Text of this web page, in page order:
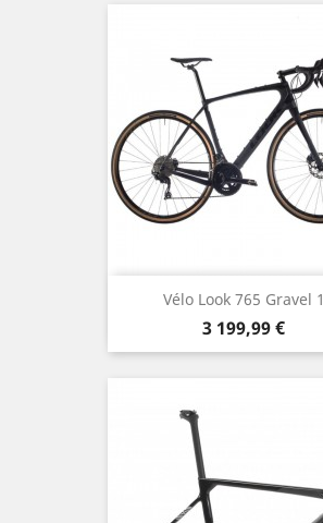
Vélo Look 765 Gravel 1
Prix
3 199,99 €